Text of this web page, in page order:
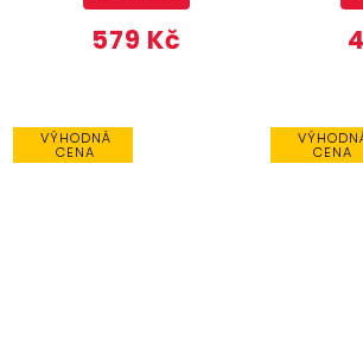
579 Kč
VÝHODNÁ
CENA CENA